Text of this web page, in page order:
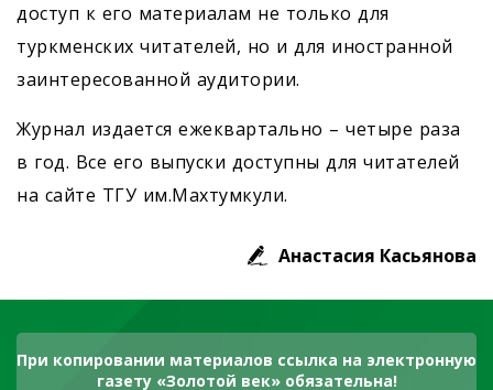
доступ к его материалам не только для
туркменских читателей, но и для иностранной
заинтересованной аудитории.
Журнал издается ежеквартально – четыре раза
в год. Все его выпуски доступны для читателей
на сайте ТГУ им.Махтумкули.
Анастасия Касьянова
При копировании материалов ссылка на электронную
газету «Золотой век» обязательна!